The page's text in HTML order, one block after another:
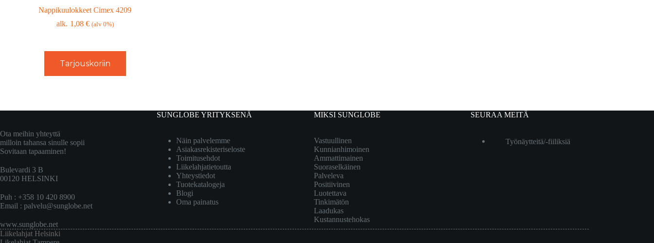
Nappikuulokkeet Cimex 4209
1,08 € (alv 0%)
Tarjouskoriin
Ota meihin yhteyttä
milloin tahansa sinulle sopii
Sovitaan tapaaminen!
Bulevardi 3 B
00120 HELSINKI
Puh : +358 10 420 8900
Email : palvelu@sunglobe.net
www.sunglobe.net
SUNGLOBE YRITYKSENÄ
Näin palvelemme
Asiakasrekisteriseloste
Toimitusehdot
Liikelahjatietoutta
Yhteystiedot
Tuotekatalogeja
Blogi
Oma painatus
MIKSI SUNGLOBE
Vastuullinen
Kunnianhimoinen
Ammattimainen
Suoraselkäinen
Palveleva
Positiivinen
Luotettava
Tinkimätön
Laadukas
Kustannustehokas
SEURAA MEITÄ
Työnäytteitä/-fiiliksiä
Liikelahjat Helsinki